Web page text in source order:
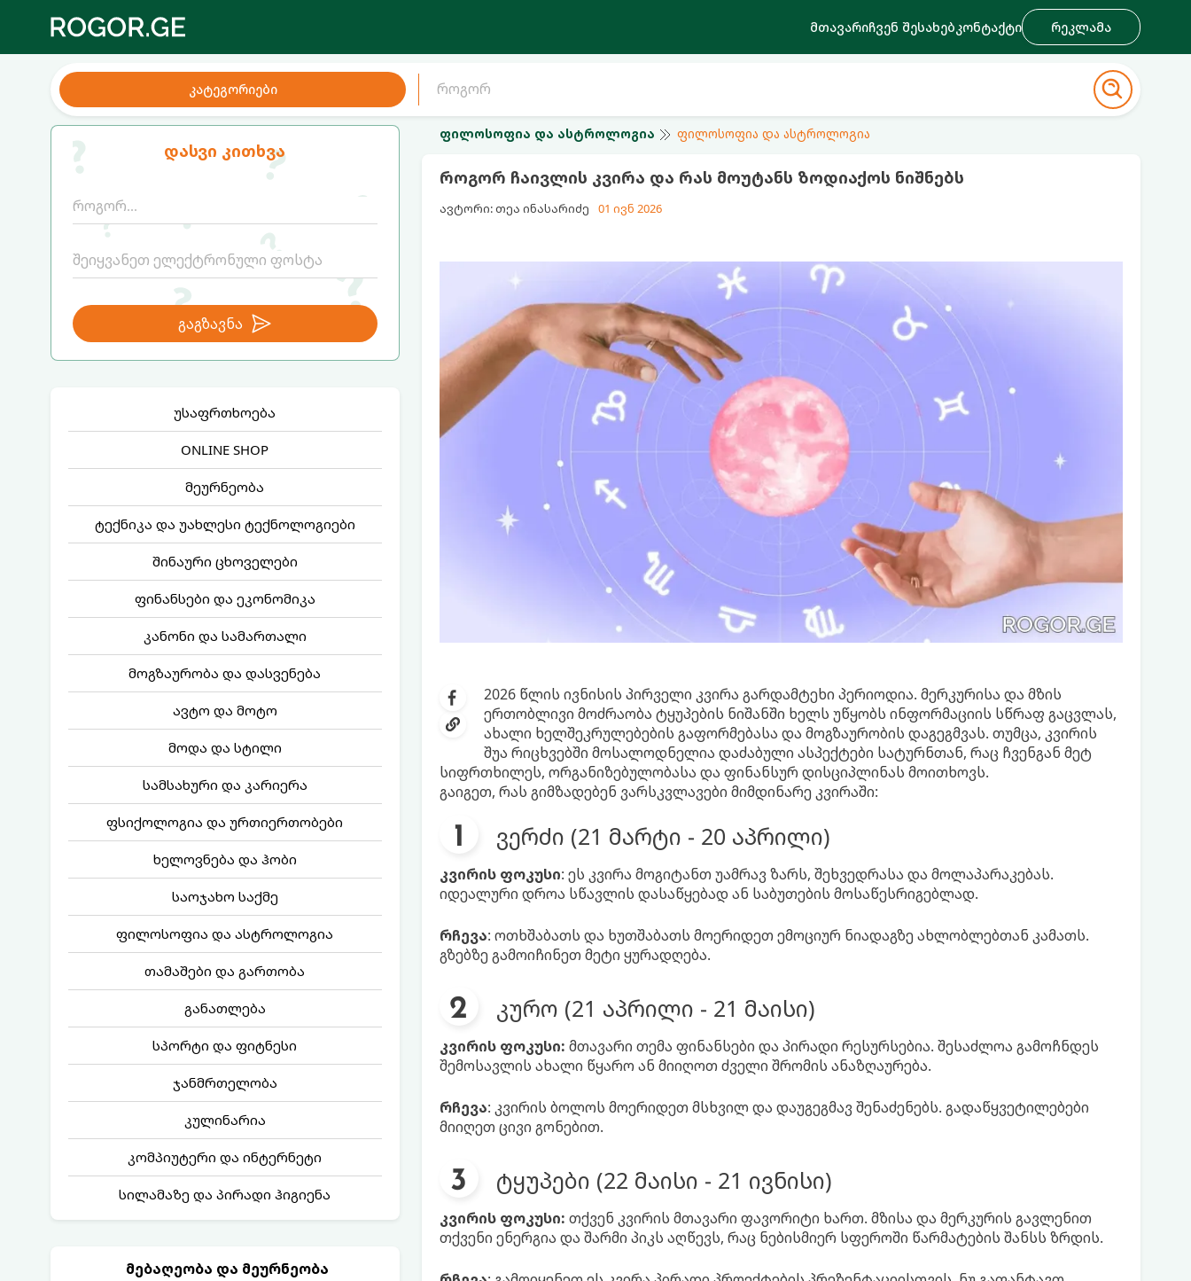
მთავარიჩვენ შესახებკონტაქტი რეკლამა
კატეგორიები
დასვი კითხვა
გაგზავნა
უსაფრთხოება
ONLINE SHOP
მეურნეობა
ტექნიკა და უახლესი ტექნოლოგიები
შინაური ცხოველები
ფინანსები და ეკონომიკა
კანონი და სამართალი
მოგზაურობა და დასვენება
ავტო და მოტო
მოდა და სტილი
სამსახური და კარიერა
ფსიქოლოგია და ურთიერთობები
ხელოვნება და ჰობი
საოჯახო საქმე
ფილოსოფია და ასტროლოგია
თამაშები და გართობა
განათლება
სპორტი და ფიტნესი
ჯანმრთელობა
კულინარია
კომპიუტერი და ინტერნეტი
სილამაზე და პირადი ჰიგიენა
მებაღეობა და მეურნეობა
ფილოსოფია და ასტროლოგია ფილოსოფია და ასტროლოგია
როგორ ჩაივლის კვირა და რას მოუტანს ზოდიაქოს ნიშნებს
ავტორი: თეა ინასარიძე 01 ივნ 2026
2026 წლის ივნისის პირველი კვირა გარდამტეხი პერიოდია. მერკურისა და მზის
ერთობლივი მოძრაობა ტყუპების ნიშანში ხელს უწყობს ინფორმაციის სწრაფ გაცვლას,
ახალი ხელშეკრულებების გაფორმებასა და მოგზაურობის დაგეგმვას. თუმცა, კვირის
შუა რიცხვებში მოსალოდნელია დაძაბული ასპექტები სატურნთან, რაც ჩვენგან მეტ
სიფრთხილეს, ორგანიზებულობასა და ფინანსურ დისციპლინას მოითხოვს.
გაიგეთ, რას გიმზადებენ ვარსკვლავები მიმდინარე კვირაში:
ვერძი (21 მარტი - 20 აპრილი)
კვირის ფოკუსი: ეს კვირა მოგიტანთ უამრავ ზარს, შეხვედრასა და მოლაპარაკებას.
იდეალური დროა სწავლის დასაწყებად ან საბუთების მოსაწესრიგებლად.
რჩევა: ოთხშაბათს და ხუთშაბათს მოერიდეთ ემოციურ ნიადაგზე ახლობლებთან კამათს.
გზებზე გამოიჩინეთ მეტი ყურადღება.
კურო (21 აპრილი - 21 მაისი)
კვირის ფოკუსი: მთავარი თემა ფინანსები და პირადი რესურსებია. შესაძლოა გამოჩნდეს
შემოსავლის ახალი წყარო ან მიიღოთ ძველი შრომის ანაზღაურება.
რჩევა: კვირის ბოლოს მოერიდეთ მსხვილ და დაუგეგმავ შენაძენებს. გადაწყვეტილებები
მიიღეთ ცივი გონებით.
ტყუპები (22 მაისი - 21 ივნისი)
კვირის ფოკუსი: თქვენ კვირის მთავარი ფავორიტი ხართ. მზისა და მერკურის გავლენით
თქვენი ენერგია და შარმი პიკს აღწევს, რაც ნებისმიერ სფეროში წარმატების შანსს ზრდის.